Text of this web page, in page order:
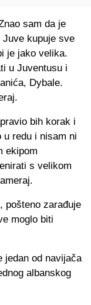
sam da je
kupuje sve
je jako velika.
u Juventusu i
Dybale.
bih korak i
u redu i nisam ni
ekipom
s velikom
pošteno zarađuje
moglo biti
jedan od navijača
albanskog